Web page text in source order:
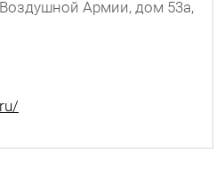
Воздушной Армии, дом 53а,